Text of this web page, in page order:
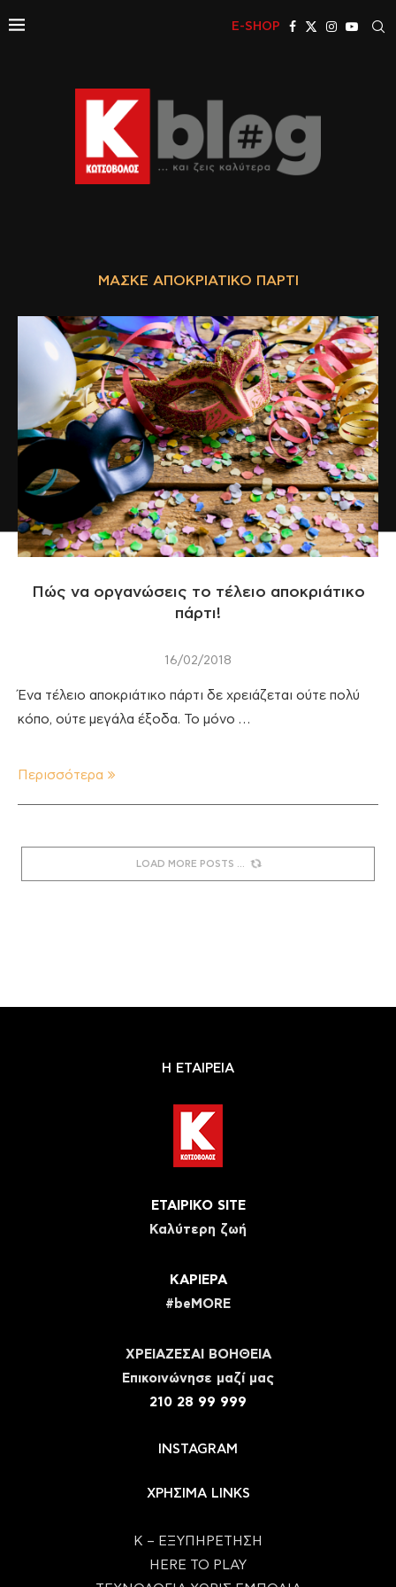
E-SHOP
ΜΑΣΚΈ ΑΠΟΚΡΙΆΤΙΚΟ ΠΆΡΤΙ
Πώς να οργανώσεις το τέλειο αποκριάτικο
πάρτι!
16/02/2018
Ένα τέλειο αποκριάτικο πάρτι δε χρειάζεται ούτε πολύ
κόπο, ούτε μεγάλα έξοδα. Το μόνο …
Περισσότερα
LOAD MORE POSTS
Η ΕΤΑΙΡΕΙΑ
ΕΤΑΙΡΙΚΟ SITE
Καλύτερη ζωή
ΚΑΡΙΕΡΑ
#beMORE
ΧΡΕΙΑΖΕΣΑΙ ΒΟΗΘΕΙΑ
Eπικοινώνησε μαζί μας
210 28 99 999
INSTAGRAM
ΧΡΗΣΙΜΑ LINKS
Κ – ΕΞΥΠΗΡΕΤΗΣΗ
HERE TO PLAY